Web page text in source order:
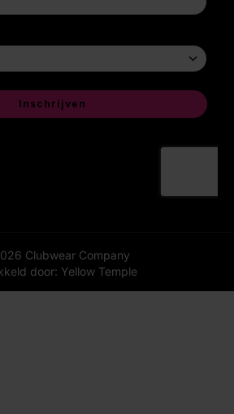
Clubwear Company
door: Yellow Temple